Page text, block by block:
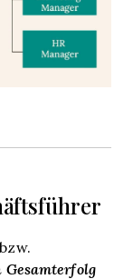
Gesamterfolg